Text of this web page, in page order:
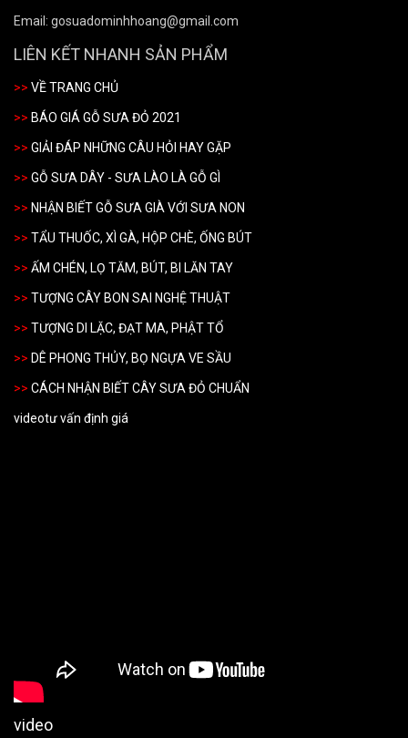
Email: gosuadominhhoang@gmail.com
LIÊN KẾT NHANH SẢN PHẨM
>> VỀ TRANG CHỦ
>> BÁO GIÁ GỖ SƯA ĐỎ 2021
>> GIẢI ĐÁP NHỮNG CÂU HỎI HAY GẶP
>> GỖ SƯA DÂY - SƯA LÀO LÀ GỖ GÌ
>> NHẬN BIẾT GỖ SƯA GIÀ VỚI SƯA NON
>> TẨU THUỐC, XÌ GÀ, HỘP CHÈ, ỐNG BÚT
>> ẤM CHÉN, LỌ TĂM, BÚT, BI LĂN TAY
>> TƯỢNG CÂY BON SAI NGHỆ THUẬT
>> TƯỢNG DI LẶC, ĐẠT MA, PHẬT TỔ
>> DÊ PHONG THỦY, BỌ NGỰA VE SẦU
>> CÁCH NHẬN BIẾT CÂY SƯA ĐỎ CHUẨN
videotư vấn định giá
video